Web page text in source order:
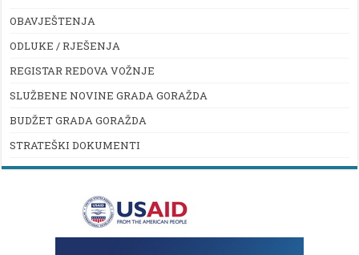
OBAVJEŠTENJA
ODLUKE / RJEŠENJA
REGISTAR REDOVA VOŽNJE
SLUŽBENE NOVINE GRADA GORAŽDA
BUDŽET GRADA GORAŽDA
STRATEŠKI DOKUMENTI